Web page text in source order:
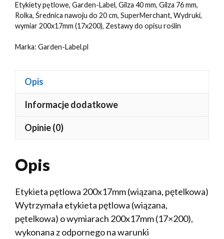
Etykiety pętlowe, Garden-Label, Gilza 40 mm, Gilza 76 mm,
Rolka, Średnica nawoju do 20 cm, SuperMerchant, Wydruki,
wymiar 200x17mm (17x200), Zestawy do opisu roślin
Marka: Garden-Label.pl
Opis
Informacje dodatkowe
Opinie (0)
Opis
Etykieta pętlowa 200x17mm (wiązana, pętelkowa)
Wytrzymała etykieta pętlowa (wiązana,
pętelkowa) o wymiarach 200x17mm (17×200),
wykonana z odpornego na warunki